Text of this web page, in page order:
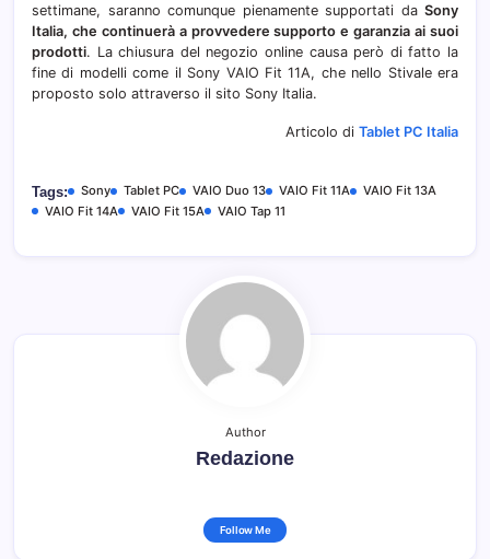
settimane, saranno comunque pienamente supportati da Sony
Italia, che continuerà a provvedere supporto e garanzia ai suoi
prodotti. La chiusura del negozio online causa però di fatto la
fine di modelli come il Sony VAIO Fit 11A, che nello Stivale era
proposto solo attraverso il sito Sony Italia.
Articolo di Tablet PC Italia
Tags: Sony Tablet PC VAIO Duo 13 VAIO Fit 11A
VAIO Fit 13A
VAIO Fit 14A
VAIO Fit 15A VAIO Tap 11
Author
Redazione
Follow Me